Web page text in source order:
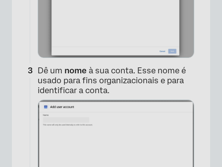
×
Dê um nome à sua conta. Esse nome é
usado para fins organizacionais e para
identificar a conta.